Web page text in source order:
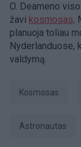
O. Deameno
žavi kosmosas,
planuoja toliau
Nyderlanduose,
valdymą.
Kosmosas
astronautas